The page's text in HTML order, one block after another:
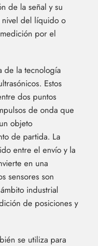
de la señal y su
del líquido o
por el
de la tecnología
Estos
dos puntos
de onda que
objeto
de partida. La
entre el envío y la
en una
sensores son
industrial
de posiciones y
se utiliza para